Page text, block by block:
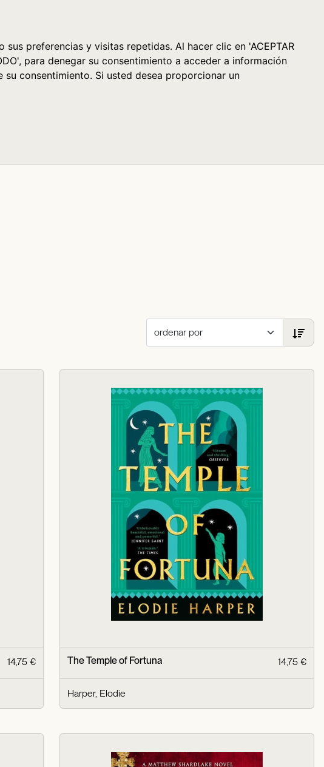
preferencias y visitas repetidas. Al hacer clic en 'ACEPTAR
para denegar su consentimiento a acceder a información
consentimiento. Si usted desea proporcionar un
14,75 € The Temple of Fortuna 14,75 €
Harper, Elodie